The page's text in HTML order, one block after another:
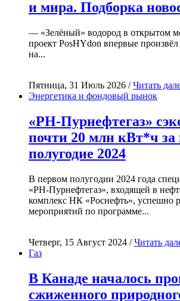
и мира. Подборка
— «Зелёный» водород в открытом
проект PosHYdon впервые
на...
Пятница, 31 Июль 2026 /Читать
Энергетика и фондовый рынок
«РН-Пурнефтегаз»
почти 20 млн кВт*ч за
полугодие 2024
В первом полугодии 2024 года
«РН-Пурнефтегаз», входящей в
комплекс НК «Роснефть», успешно
мероприятий по программе...
Четверг, 15 Август 2024 /Читать
Газ
В Канаде началось
сжиженного